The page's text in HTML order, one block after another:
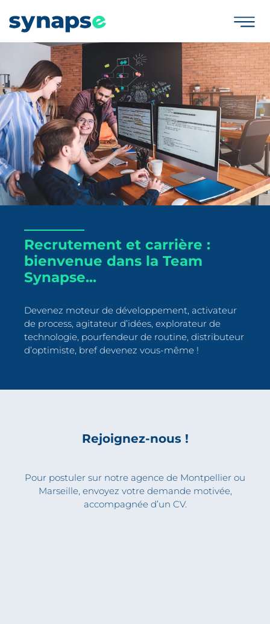
Recrutement et carrière :
bienvenue dans la Team
Synapse...
Devenez moteur de développement, activateur
de process, agitateur d’idées, explorateur de
technologie, pourfendeur de routine, distributeur
d’optimiste, bref devenez vous-même !
Rejoignez-nous !
Pour postuler sur notre agence de Montpellier ou
Marseille, envoyez votre demande motivée,
accompagnée d’un CV.